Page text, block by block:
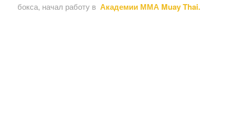
бокса, начал работу в Академии ММА Muay Thai.